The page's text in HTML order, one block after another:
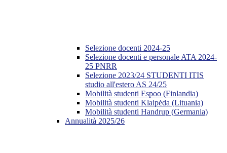
Selezione docenti 2024-25
Selezione docenti e personale ATA 2024-
25 PNRR
Selezione 2023/24 STUDENTI ITIS
studio all'estero AS 24/25
Mobilità studenti Espoo (Finlandia)
Mobilità studenti Klaipėda (Lituania)
Mobilità studenti Handrup (Germania)
Annualità 2025/26